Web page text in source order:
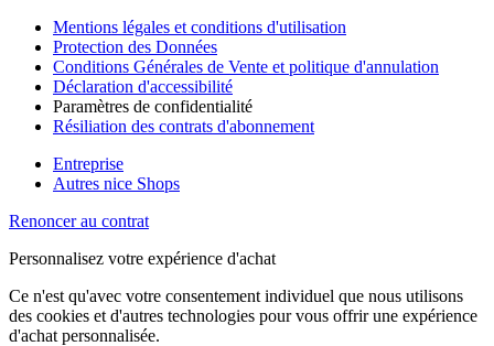
Mentions légales et conditions d'utilisation
Protection des Données
Conditions Générales de Vente et politique d'annulation
Déclaration d'accessibilité
Paramètres de confidentialité
Résiliation des contrats d'abonnement
Entreprise
Autres nice Shops
Renoncer au contrat
Personnalisez votre expérience d'achat
Ce n'est qu'avec votre consentement individuel que nous utilisons
des cookies et d'autres technologies pour vous offrir une expérience
d'achat personnalisée.